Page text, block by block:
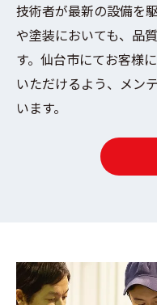
技術者が最新の設備を
や塗装においても、品
す。仙台市にてお客様
いただけるよう、メン
います。